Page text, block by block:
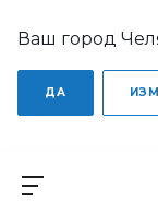
Ваш город
ДА